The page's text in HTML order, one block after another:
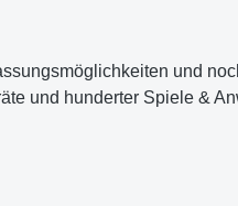
und
und hunderter Spiele &